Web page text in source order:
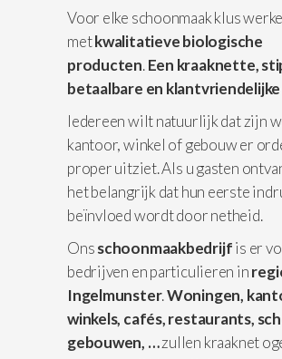
Voor elke schoonmaak klus
metkwalitatieve biologische
producten.Een kraaknette,
betaalbare en
Iedereen wilt natuurlijk dat zijn
kantoor, winkel of gebouw er
proper uitziet. Als u gasten
het belangrijk dat hun eerste
beïnvloed wordt door netheid.
Onsschoonmaakbedrijfis er
bedrijven en particulieren in
Ingelmunster.Woningen,
winkels, cafés, restaurants,
gebouwen, …zullen kraaknet